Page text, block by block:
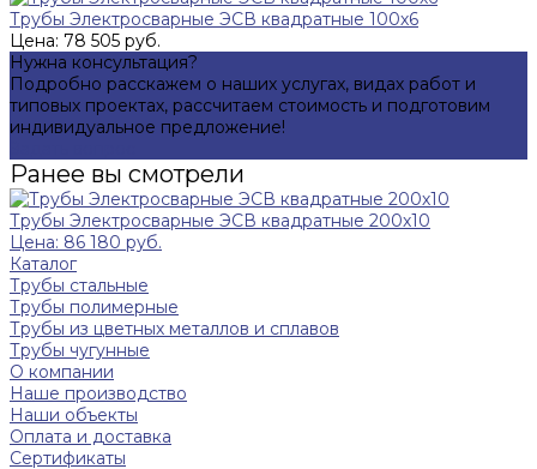
Трубы Электросварные ЭСВ квадратные 100х6
Цена: 78 505 руб.
Нужна консультация?
Подробно расскажем о наших услугах, видах работ и
типовых проектах, рассчитаем стоимость и подготовим
индивидуальное предложение!
Ранее вы смотрели
Трубы Электросварные ЭСВ квадратные 200х10
Цена: 86 180 руб.
Каталог
Трубы стальные
Трубы полимерные
Трубы из цветных металлов и сплавов
Трубы чугунные
О компании
Наше производство
Наши объекты
Оплата и доставка
Сертификаты